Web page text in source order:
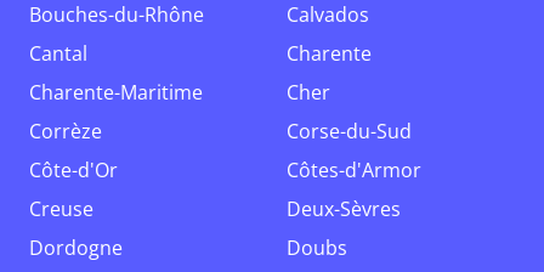
Bouches-du-Rhône
Calvados
Cantal
Charente
Charente-Maritime
Cher
Corrèze
Corse-du-Sud
Côte-d'Or
Côtes-d'Armor
Creuse
Deux-Sèvres
Dordogne
Doubs